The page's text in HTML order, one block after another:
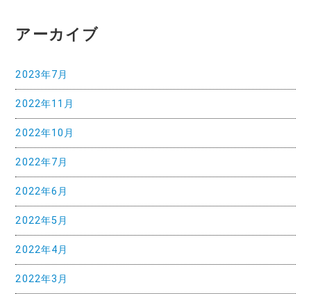
ョ
ン
アーカイブ
2023年7月
2022年11月
2022年10月
2022年7月
2022年6月
2022年5月
2022年4月
2022年3月